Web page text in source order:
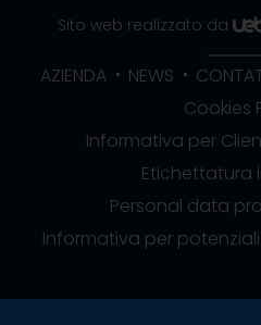
Sito web realizzato da
AZIENDA NEWS
Cookies
Informativa per
Etichettatura
Personal data
Informativa per